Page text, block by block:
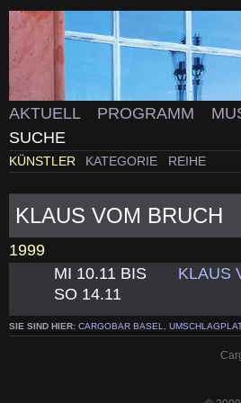
AKTUELL PROGRAMM
SUCHE
KÜNSTLER KATEGORIE REIHE
KLAUS VOM BRUCH
1999
MI 10.11 BIS
SO 14.11
KLAUS
SIE SIND HIER: CARGOBAR BASEL,